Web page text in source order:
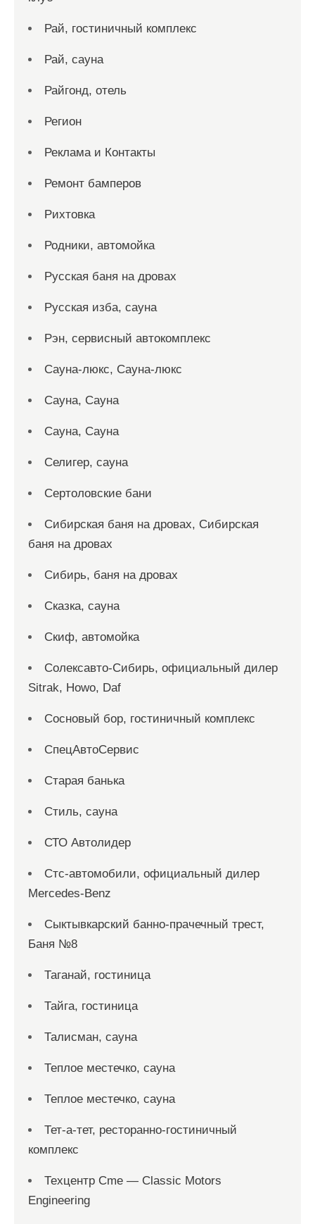
Рай, гостиничный комплекс
Рай, сауна
Райгонд, отель
Регион
Реклама и Контакты
Ремонт бамперов
Рихтовка
Родники, автомойка
Русская баня на дровах
Русская изба, сауна
Рэн, сервисный автокомплекс
Сауна-люкс, Сауна-люкс
Сауна, Сауна
Сауна, Сауна
Селигер, сауна
Сертоловские бани
Сибирская баня на дровах, Сибирская
баня на дровах
Сибирь, баня на дровах
Сказка, сауна
Скиф, автомойка
Солексавто-Сибирь, официальный дилер
Sitrak, Howo, Daf
Сосновый бор, гостиничный комплекс
СпецАвтоСервис
Старая банька
Стиль, сауна
СТО Автолидер
Стс-автомобили, официальный дилер
Mercedes-Benz
Сыктывкарский банно-прачечный трест,
Баня №8
Таганай, гостиница
Тайга, гостиница
Талисман, сауна
Теплое местечко, сауна
Теплое местечко, сауна
Тет-а-тет, ресторанно-гостиничный
комплекс
Техцентр Cme — Classic Motors
Engineering